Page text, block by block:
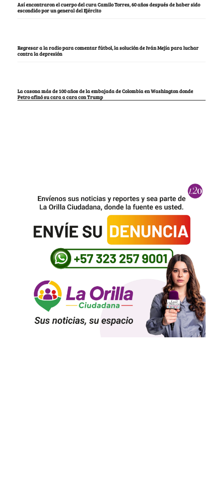
Así encontraron el cuerpo del cura Camilo Torres, 60 años después de haber sido
escondido por un general del Ejército
Regresar a la radio para comentar fútbol, la solución de Iván Mejía para luchar
contra la depresión
La casona más de 100 años de la embajada de Colombia en Washington donde
Petro afinó su cara a cara con Trump